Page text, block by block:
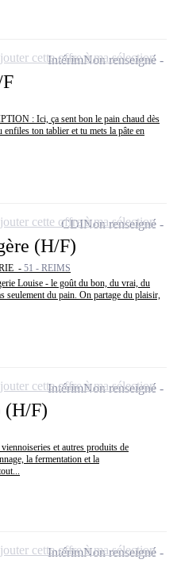
: Ici, ça sent bon le pain chaud dès
ton tablier et tu mets la pâte en
IntérimNon renseigné
cette offre à ma sélection
(H/F)
- 51 - REIMS
Louise - le goût du bon, du vrai, du
seulement du pain. On partage du plaisir,
CDINon renseigné
cette offre à ma sélection
(H/F)
et autres produits de
la fermentation et la
IntérimNon renseigné
cette offre à ma sélection
IntérimNon renseigné
cette offre à ma sélection